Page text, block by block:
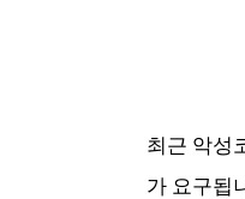
최근 악성
가 요구됩